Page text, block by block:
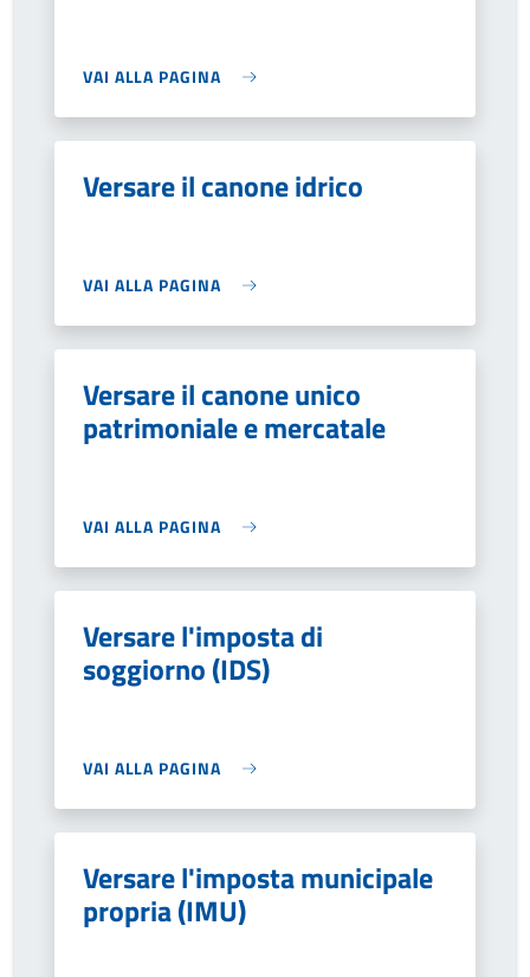
VAI ALLA PAGINA
Versare il canone idrico
VAI ALLA PAGINA
Versare il canone unico
patrimoniale e mercatale
VAI ALLA PAGINA
Versare l'imposta di
soggiorno (IDS)
VAI ALLA PAGINA
Versare l'imposta municipale
propria (IMU)